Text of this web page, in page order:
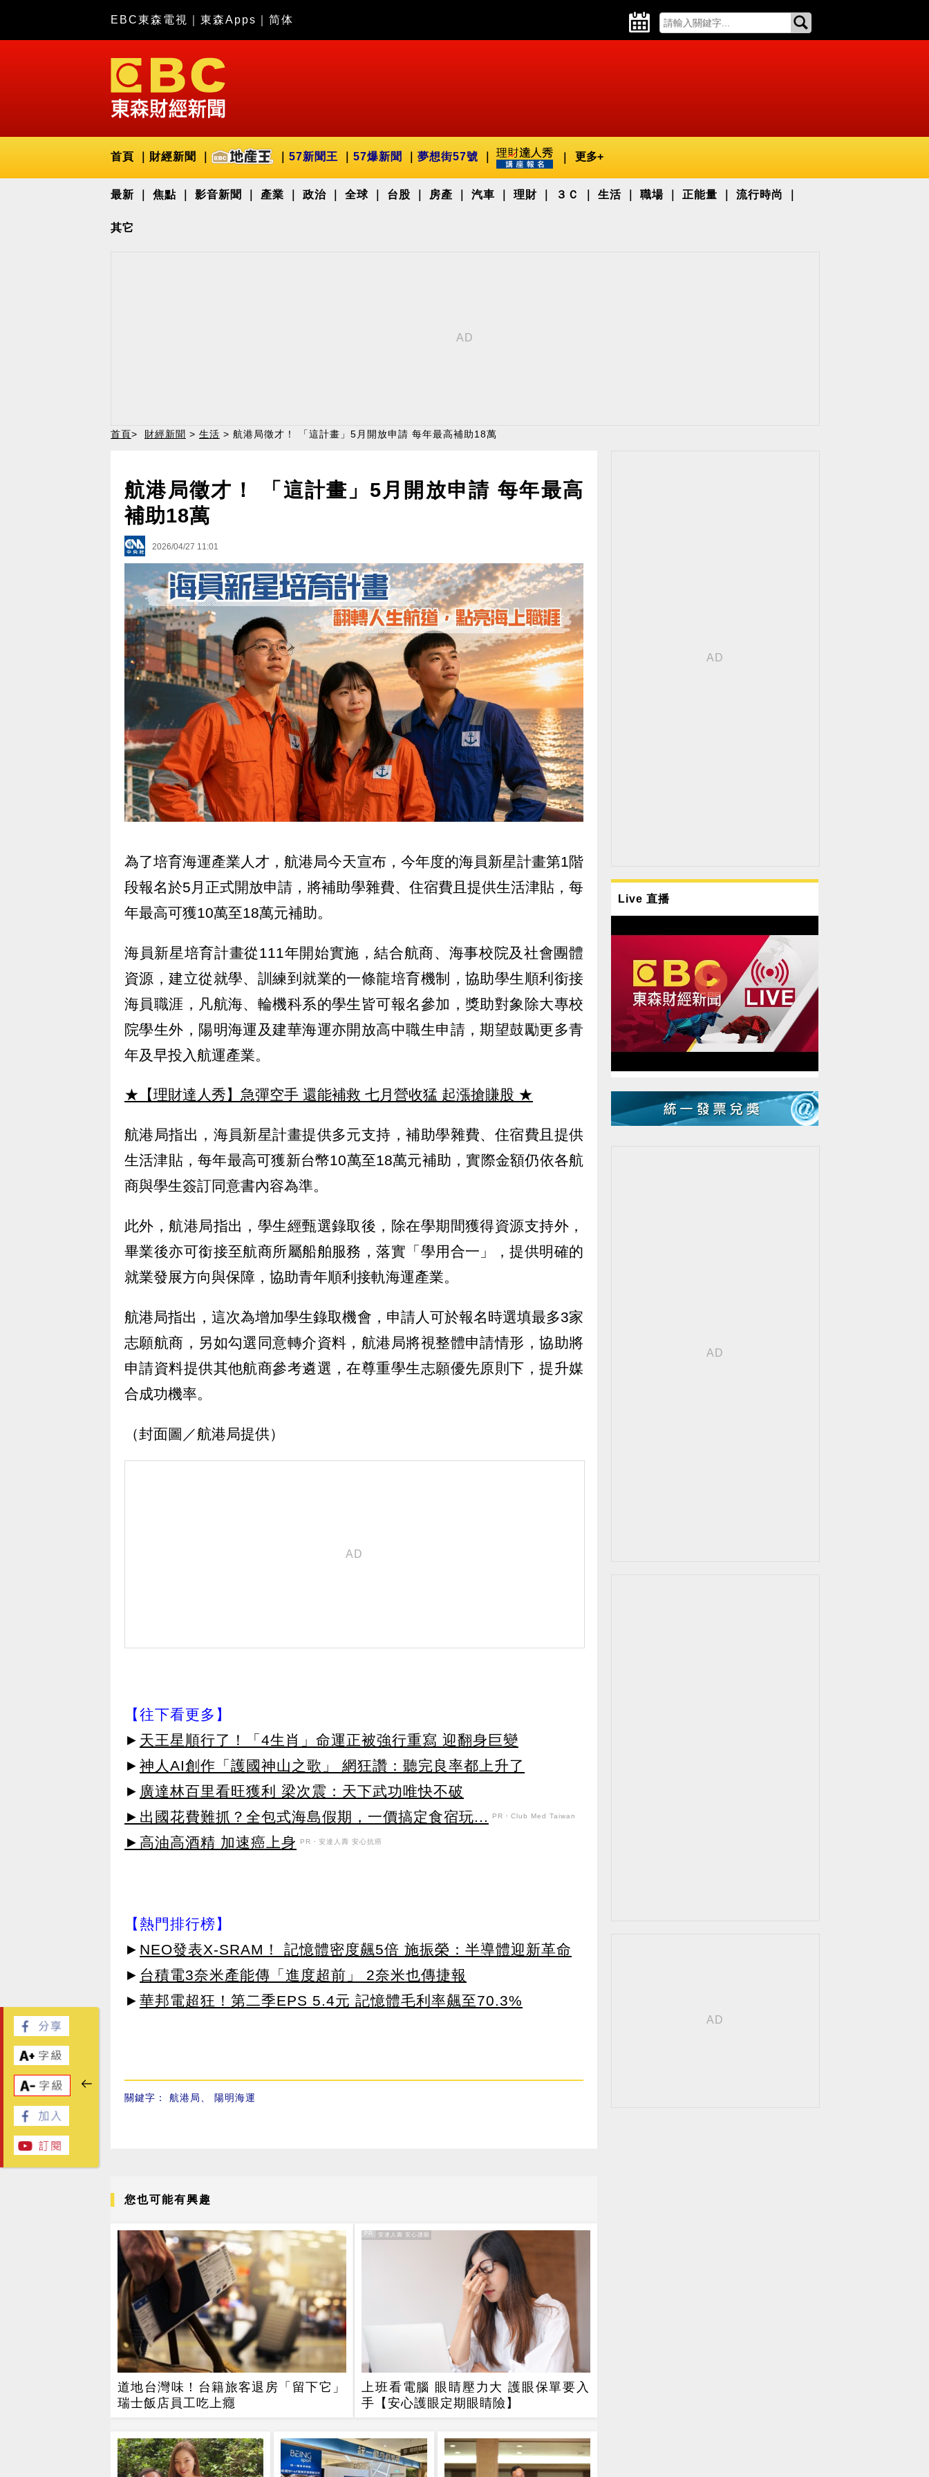
EBC東森電視 東森Apps 简体
首頁 財經新聞 57新聞王 57爆新聞 夢想街57號 更多+
最新 焦點 影音新聞 產業 政治 全球 台股 房產 汽車 理財 ３Ｃ 生活 職場 正能量 流行時尚
其它
首頁> 財經新聞 > 生活 > 航港局徵才！ 「這計畫」5月開放申請 每年最高補助18萬
航港局徵才！ 「這計畫」5月開放申請 每年最高
補助18萬
2026/04/27 11:01
為了培育海運產業人才，航港局今天宣布，今年度的海員新星計畫第1階
段報名於5月正式開放申請，將補助學雜費、住宿費且提供生活津貼，每
年最高可獲10萬至18萬元補助。
海員新星培育計畫從111年開始實施，結合航商、海事校院及社會團體
資源，建立從就學、訓練到就業的一條龍培育機制，協助學生順利銜接
海員職涯，凡航海、輪機科系的學生皆可報名參加，獎助對象除大專校
院學生外，陽明海運及建華海運亦開放高中職生申請，期望鼓勵更多青
年及早投入航運產業。
★【理財達人秀】急彈空手 還能補救 七月營收猛 起漲搶賺股 ★
航港局指出，海員新星計畫提供多元支持，補助學雜費、住宿費且提供
生活津貼，每年最高可獲新台幣10萬至18萬元補助，實際金額仍依各航
商與學生簽訂同意書內容為準。
此外，航港局指出，學生經甄選錄取後，除在學期間獲得資源支持外，
畢業後亦可銜接至航商所屬船舶服務，落實「學用合一」，提供明確的
就業發展方向與保障，協助青年順利接軌海運產業。
航港局指出，這次為增加學生錄取機會，申請人可於報名時選填最多3家
志願航商，另如勾選同意轉介資料，航港局將視整體申請情形，協助將
申請資料提供其他航商參考遴選，在尊重學生志願優先原則下，提升媒
合成功機率。
（封面圖／航港局提供）
【往下看更多】
► 天王星順行了！「4生肖」命運正被強行重寫 迎翻身巨變
► 神人AI創作「護國神山之歌」 網狂讚：聽完良率都上升了
► 廣達林百里看旺獲利 梁次震：天下武功唯快不破
►出國花費難抓？全包式海島假期，一價搞定食宿玩...
PR・Club Med Taiwan
►高油高酒精 加速癌上身 PR・安達人壽 安心抗癌
【熱門排行榜】
► NEO發表X-SRAM！ 記憶體密度飆5倍 施振榮：半導體迎新革命
► 台積電3奈米產能傳「進度超前」 2奈米也傳捷報
► 華邦電超狂！第二季EPS 5.4元 記憶體毛利率飆至70.3%
關鍵字： 航港局 陽明海運
您也可能有興趣
道地台灣味！台籍旅客退房「留下它」
瑞士飯店員工吃上癮
PR
上班看電腦 眼睛壓力大 護眼保單要入
手【安心護眼定期眼睛險】
PR・安達人壽 安心護眼
Live 直播